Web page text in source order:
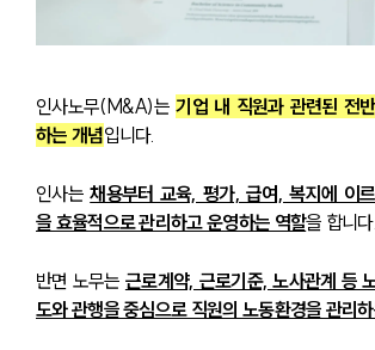
인사노무(M&A)는 기업 내 직원과 관련된 전
하는 개념입니다.
인사는 채용부터 교육, 평가, 급여, 복지에 이
을 효율적으로 관리하고 운영하는 역할을 합니다.
반면 노무는 근로계약, 근로기준, 노사관계 등
도와 관행을 중심으로 직원의 노동환경을 관리